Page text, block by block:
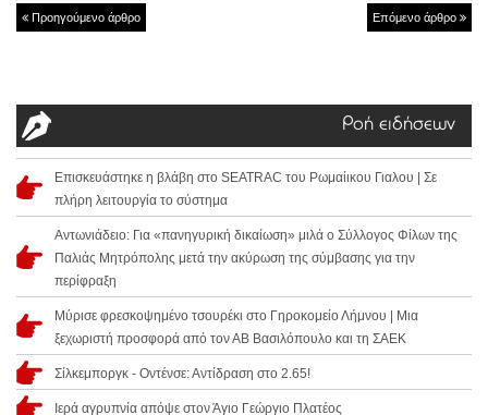
Προηγούμενο άρθρο Επόμενο άρθρο
Ροή ειδήσεων
Επισκευάστηκε η βλάβη στο SEATRAC του Ρωμαίικου Γιαλου | Σε
πλήρη λειτουργία το σύστημα
Αντωνιάδειο: Για «πανηγυρική δικαίωση» μιλά ο Σύλλογος Φίλων της
Παλιάς Μητρόπολης μετά την ακύρωση της σύμβασης για την
περίφραξη
Μύρισε φρεσκοψημένο τσουρέκι στο Γηροκομείο Λήμνου | Μια
ξεχωριστή προσφορά από τον ΑΒ Βασιλόπουλο και τη ΣΑΕΚ
Σίλκεμποργκ - Οντένσε: Αντίδραση στο 2.65!
Ιερά αγρυπνία απόψε στον Άγιο Γεώργιο Πλατέος